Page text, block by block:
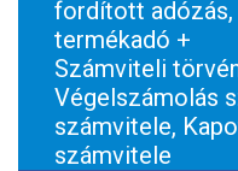
fordított adózás,
termékadó +
Számviteli
Végelszámolás
számvitele,
számvitele